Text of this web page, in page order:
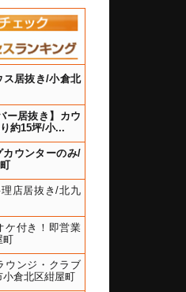
ス居抜き/小倉北
ー居抜き】カウ
約15坪/小...
カウンターのみ/
理店居抜き/北九
ケ付き！即営業
町
ウンジ・クラブ
倉北区紺屋町